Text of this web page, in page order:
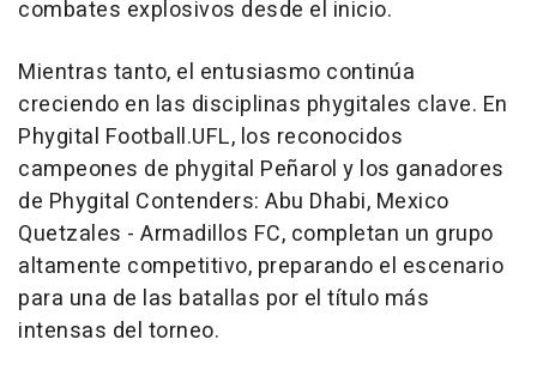
combates explosivos desde el inicio.
Mientras tanto, el entusiasmo continúa
creciendo en las disciplinas phygitales clave. En
Phygital Football.UFL, los reconocidos
campeones de phygital Peñarol y los ganadores
de Phygital Contenders: Abu Dhabi, Mexico
Quetzales - Armadillos FC, completan un grupo
altamente competitivo, preparando el escenario
para una de las batallas por el título más
intensas del torneo.